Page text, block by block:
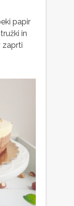
papir
in
zaprti